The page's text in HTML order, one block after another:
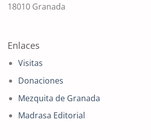
18010 Granada
Enlaces
Visitas
Donaciones
Mezquita de Granada
Madrasa Editorial